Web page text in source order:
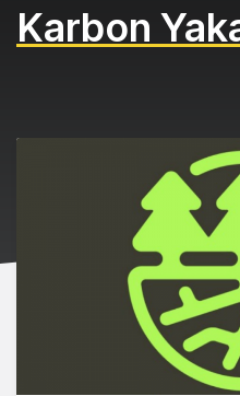
Karbon